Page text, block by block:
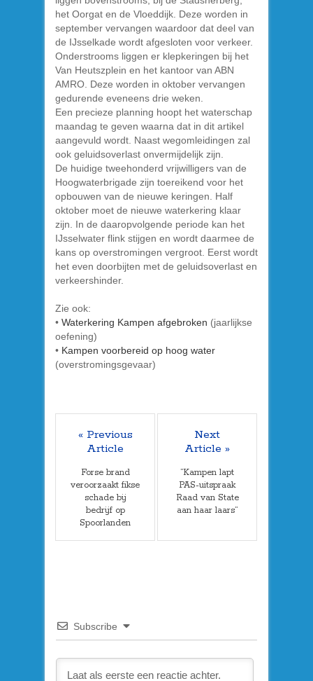
het Oorgat en de Vloeddijk. Deze worden in
september vervangen waardoor dat deel van
de IJsselkade wordt afgesloten voor verkeer.
Onderstrooms liggen er klepkeringen bij het
Van Heutszplein en het kantoor van ABN
AMRO. Deze worden in oktober vervangen
gedurende eveneens drie weken.
Een precieze planning hoopt het waterschap
maandag te geven waarna dat in dit artikel
aangevuld wordt. Naast wegomleidingen zal
ook geluidsoverlast onvermijdelijk zijn.
De huidige tweehonderd vrijwilligers van de
Hoogwaterbrigade zijn toereikend voor het
opbouwen van de nieuwe keringen. Half
oktober moet de nieuwe waterkering klaar
zijn. In de daaropvolgende periode kan het
IJsselwater flink stijgen en wordt daarmee de
kans op overstromingen vergroot. Eerst wordt
het even doorbijten met de geluidsoverlast en
verkeershinder.
Zie ook:
• Waterkering Kampen afgebroken (jaarlijkse
oefening)
• Kampen voorbereid op hoog water
(overstromingsgevaar)
« Previous
Article
Forse brand
veroorzaakt fikse
schade bij
bedrijf op
Spoorlanden
Next
Article »
”Kampen lapt
PAS-uitspraak
Raad van State
aan haar laars”
Subscribe